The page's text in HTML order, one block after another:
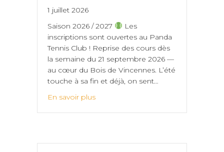
1 juillet 2026
Saison 2026 / 2027
Les
inscriptions sont ouvertes au Panda
Tennis Club ! Reprise des cours dès
la semaine du 21 septembre 2026 —
au cœur du Bois de Vincennes. L’été
touche à sa fin et déjà, on sent…
En savoir plus